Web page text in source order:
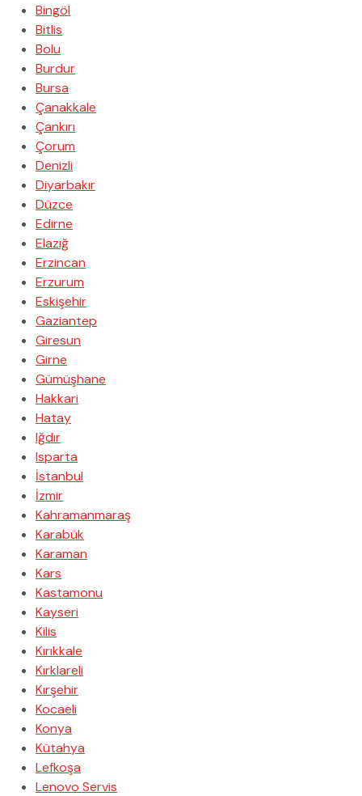
Bingöl
Bitlis
Bolu
Burdur
Bursa
Çanakkale
Çankırı
Çorum
Denizli
Diyarbakır
Düzce
Edirne
Elazığ
Erzincan
Erzurum
Eskişehir
Gaziantep
Giresun
Girne
Gümüşhane
Hakkari
Hatay
Iğdır
Isparta
İstanbul
İzmir
Kahramanmaraş
Karabük
Karaman
Kars
Kastamonu
Kayseri
Kilis
Kırıkkale
Kırklareli
Kırşehir
Kocaeli
Konya
Kütahya
Lefkoşa
Lenovo Servis